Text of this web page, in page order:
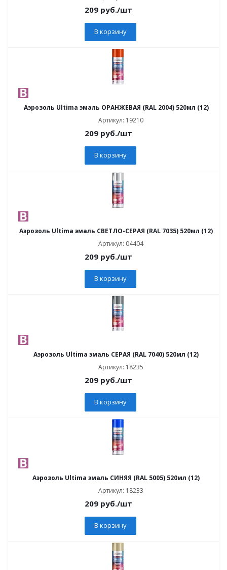
209 руб./шт
В корзину
Аэрозоль Ultima эмаль ОРАНЖЕВАЯ (RAL 2004) 520мл (12)
Артикул: 19210
209 руб./шт
В корзину
Аэрозоль Ultima эмаль СВЕТЛО-СЕРАЯ (RAL 7035) 520мл (12)
Артикул: 04404
209 руб./шт
В корзину
Аэрозоль Ultima эмаль СЕРАЯ (RAL 7040) 520мл (12)
Артикул: 18235
209 руб./шт
В корзину
Аэрозоль Ultima эмаль СИНЯЯ (RAL 5005) 520мл (12)
Артикул: 18233
209 руб./шт
В корзину